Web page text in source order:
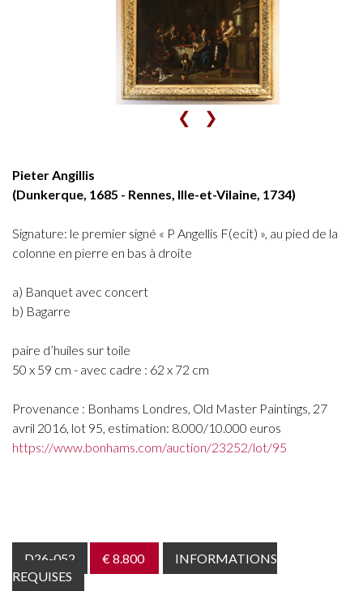
❮ ❯
Pieter Angillis
(Dunkerque, 1685 - Rennes, Ille-et-Vilaine, 1734)
Signature: le premier signé « P Angellis F(ecit) », au pied de la
colonne en pierre en bas à droite
a) Banquet avec concert
b) Bagarre
paire d’huiles sur toile
50 x 59 cm - avec cadre : 62 x 72 cm
Provenance : Bonhams Londres, Old Master Paintings, 27
avril 2016, lot 95, estimation: 8.000/10.000 euros
https://www.bonhams.com/auction/23252/lot/95
D26-052 € 8.800
INFORMATIONS
REQUISES